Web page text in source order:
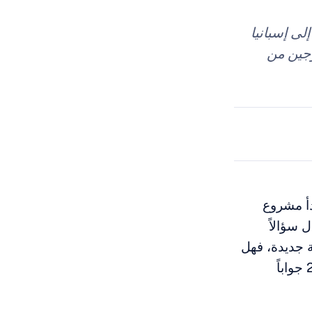
إلى إسبانيا
من
مشروع
سؤالاً
جديدة، فهل
تفقد الأسرة بأكملها النظام؟ تقدم استشارة ملزمة نُشرت في فبراير 2026 جواباً